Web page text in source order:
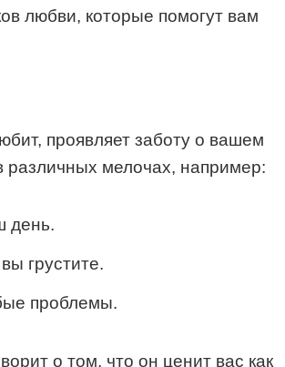
любви, которые помогут вам
проявляет заботу о вашем
различных мелочах, например:
день.
грустите.
проблемы.
о том, что он ценит вас как